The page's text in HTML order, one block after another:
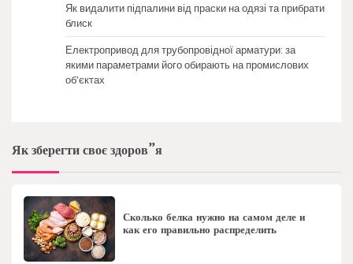
Як видалити підпалини від праски на одязі та прибрати
блиск
Електропривод для трубопровідної арматури: за
якими параметрами його обирають на промислових
об’єктах
Як зберегти своє здоров”я
Сколько белка нужно на самом деле и
как его правильно распределить